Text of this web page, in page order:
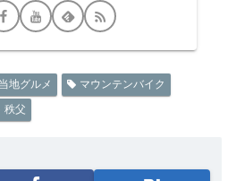
地グルメ
マウンテンバイク
秩父